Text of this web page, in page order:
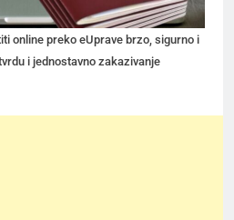
online preko eUprave brzo, sigurno i
i jednostavno zakazivanje